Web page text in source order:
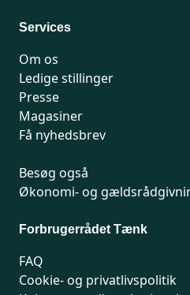
Services
Om os
Ledige stillinger
Presse
Magasiner
Få nyhedsbrev
Besøg også
Økonomi- og
Forbrugerrådet Tænk
FAQ
Cookie- og privatlivspolitik